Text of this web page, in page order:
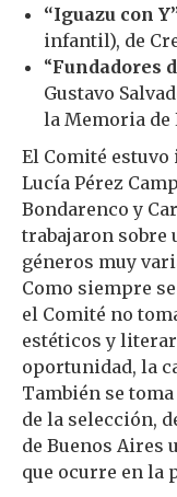
“Iguazu con
infantil), de
“Fundadores
Gustavo
la Memoria de
El Comité
Lucía Pérez
Bondarenco y
trabajaron sobre
géneros muy
Como siempre
el Comité no
estéticos y
oportunidad, la
También se
de la selección,
de Buenos Aires
que ocurre en la